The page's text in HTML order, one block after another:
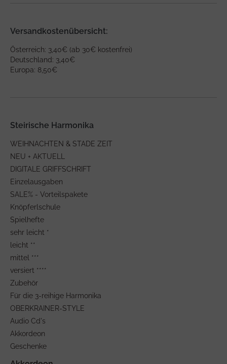
Versandkostenübersicht:
Österreich: 3,40€ (ab 30€ kostenfrei)
Deutschland: 3,40€
Europa: 8,50€
Steirische Harmonika
WEIHNACHTEN & STADE ZEIT
NEU + AKTUELL
DIGITALE GRIFFSCHRIFT
Einzelausgaben
SALE% - Vorteilspakete
Knöpferlschule
Spielhefte
sehr leicht *
leicht **
mittel ***
versiert ****
Zubehör
Für die 3-reihige Harmonika
OBERKRAINER-STYLE
Audio Cd's
Akkordeon
Geschenke